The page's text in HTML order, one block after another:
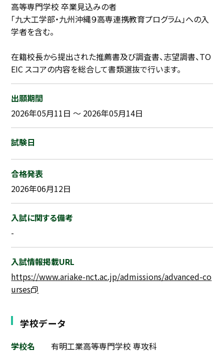
高等専門学校 卒業見込みの者
「九大工学部・九州沖縄９高専連携教育プログラム」への入
学者を含む。
在籍校長から提出された推薦書及び調査書、志望調書、TO
EIC スコアの内容を総合して書類選抜で行います。
出願期間
2026年05月11日 ～ 2026年05月14日
試験日
合格発表
2026年06月12日
入試に関する備考
-
入試情報掲載URL
https://www.ariake-nct.ac.jp/admissions/advanced-co
urses
学校データ
学校名
有明工業高等専門学校 専攻科